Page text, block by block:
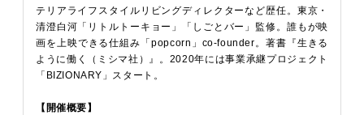
テリアライフスタイルリビングディレクターなど歴任。東京・
清澄白河「リトルトーキョー」「しごとバー」監修。誰もが映
画を上映できる仕組み「popcorn」co-founder。著書『生きる
ように働く（ミシマ社）』。2020年には事業承継プロジェクト
「BIZIONARY」スタート。
【開催概要】